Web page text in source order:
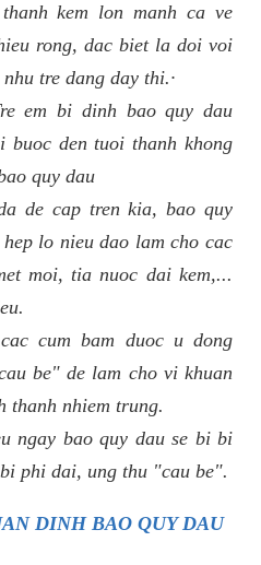
kem lon manh ca ve
rong, dac biet la doi voi
tre dang day thi.·
em bi dinh bao quy dau
buoc den tuoi thanh khong
quy dau
de cap tren kia, bao quy
lo nieu dao lam cho cac
moi, tia nuoc dai kem,...
cum bam duoc u dong
be" de lam cho vi khuan
thanh nhiem trung.
ngay bao quy dau se bi bi
phi dai, ung thu "cau be".
DINH BAO QUY DAU